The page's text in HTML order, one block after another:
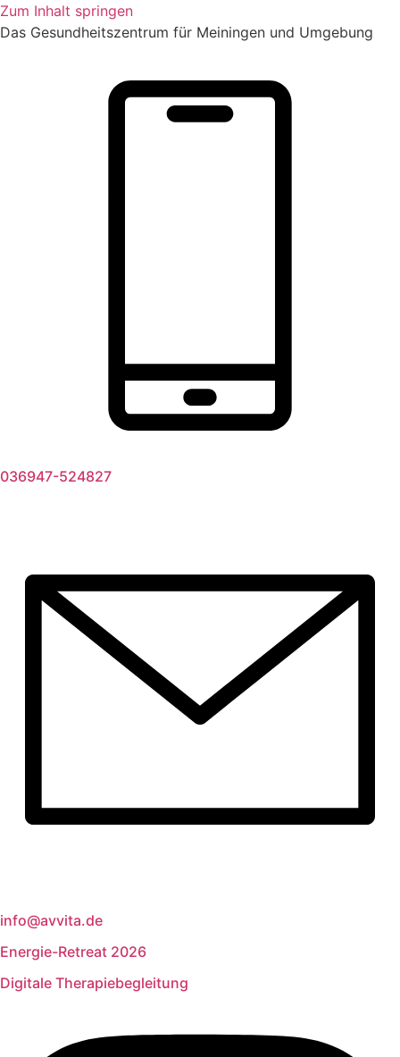
Zum Inhalt springen
Das Gesundheitszentrum für Meiningen und Umgebung
036947-524827
info@avvita.de
Energie-Retreat 2026
Digitale Therapiebegleitung